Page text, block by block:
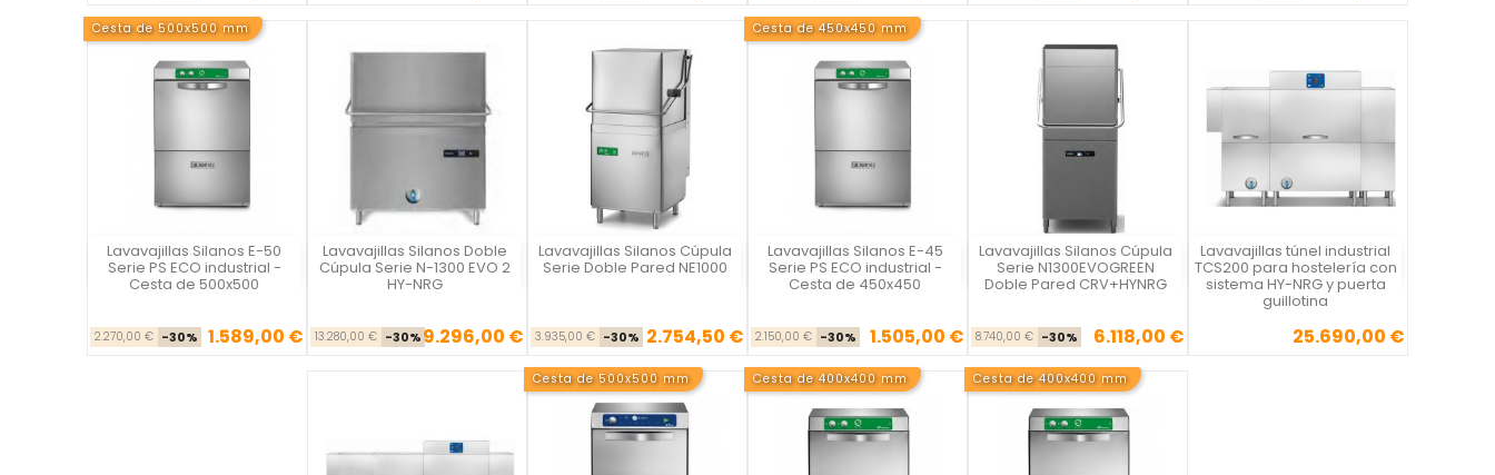
Cesta de 500x500 mm
Lavavajillas Silanos E-50
Serie PS ECO industrial -
Cesta de 500x500
Precio base
2.270,00 € -30% Precio
1.589,00 €

Vista rápida Lavavajillas Silanos Doble
Cúpula Serie N-1300 EVO 2
HY-NRG
Precio base
13.280,00 € -30% Precio
9.296,00 €

Vista rápida Lavavajillas Silanos Cúpula
Serie Doble Pared NE1000
Precio base
3.935,00 € -30% Precio
2.754,50 €

Vista rápida
Cesta de 450x450 mm
Lavavajillas Silanos E-45
Serie PS ECO industrial -
Cesta de 450x450
Precio base
2.150,00 € -30% Precio
1.505,00 €

Vista rápida Lavavajillas Silanos Cúpula
Serie N1300EVOGREEN
Doble Pared CRV+HYNRG
Precio base
8.740,00 € -30% Precio
6.118,00 €

Vista rápida Lavavajillas túnel industrial
TCS200 para hostelería con
sistema HY-NRG y puerta
guillotina
Precio
25.690,00 €

Vista rápida
Cesta de 500x500 mm Cesta de 400x400 mm Cesta de 400x400 mm